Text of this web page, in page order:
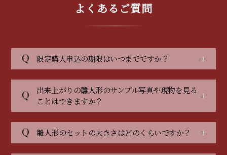
よくあるご質問
限定購入申込の期限はいつまでですか？
出来上がりの雛人形のサンプル写真や現物を見る
ことはできますか？
雛人形のセットの大きさはどのくらいですか？